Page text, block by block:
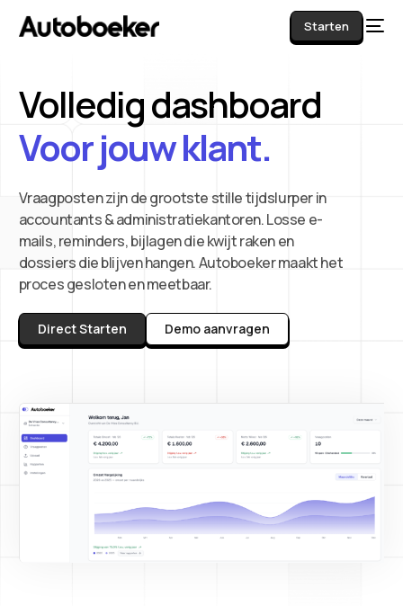
Starten
Volledig dashboard
Voor jouw klant.
Vraagposten zijn de grootste stille tijdslurper in
accountants & administratiekantoren. Losse e-
mails, reminders, bijlagen die kwijt raken en
dossiers die blijven hangen. Autoboeker maakt het
proces gesloten en meetbaar.
Direct Starten Demo aanvragen
AI